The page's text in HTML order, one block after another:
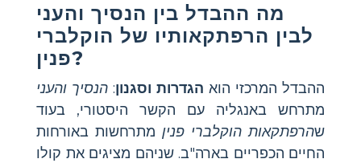
מה ההבדל בין הנסיך והעני
לבין הרפתקאותיו של הוקלברי
פנין?
ההבדל המרכזי הוא הגדרות וסגנון: הנסיך והעני
מתרחש באנגליה עם הקשר היסטורי, בעוד
שהרפתקאות הוקלברי פנין מתרחשות באורחות
החיים הכפריים בארה"ב. שניהם מציגים את קולו